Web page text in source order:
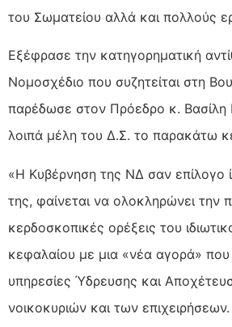
του Σωματείου αλλά και πολλούς
Εξέφρασε την κατηγορηματική
Νομοσχέδιο που συζητείται στη
παρέδωσε στον Πρόεδρο κ. Βασίλη
λοιπά μέλη του Δ.Σ. το παρακάτω
«Η Κυβέρνηση της ΝΔ σαν επίλογο
της, φαίνεται να ολοκληρώνει την
κερδοσκοπικές ορέξεις του
κεφαλαίου με μια «νέα αγορά»
υπηρεσίες Ύδρευσης και
νοικοκυριών και των επιχειρήσεων.